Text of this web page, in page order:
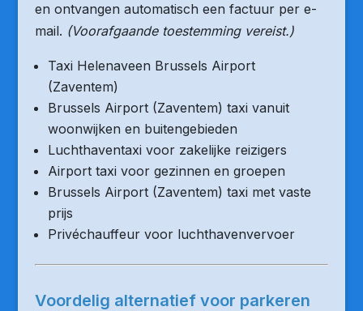
en ontvangen automatisch een factuur per e-
mail. (Voorafgaande toestemming vereist.)
Taxi Helenaveen Brussels Airport
(Zaventem)
Brussels Airport (Zaventem) taxi vanuit
woonwijken en buitengebieden
Luchthaventaxi voor zakelijke reizigers
Airport taxi voor gezinnen en groepen
Brussels Airport (Zaventem) taxi met vaste
prijs
Privéchauffeur voor luchthavenvervoer
Voordelig alternatief voor parkeren